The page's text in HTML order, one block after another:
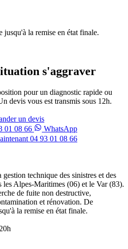
la remise en état finale.
s'aggraver
pour un diagnostic rapide ou
devis vous est transmis sous 12h.
un devis
01 08 66
WhatsApp
04 93 01 08 66
technique des sinistres et des
les Alpes-Maritimes (06) et le Var (83).
de fuite non destructive,
et rénovation. De
la remise en état finale.